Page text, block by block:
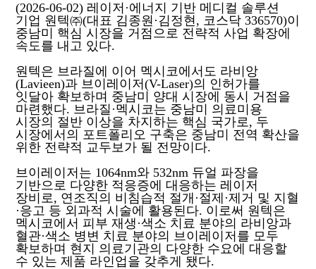
(2026-06-02) 레이저·에너지 기반 메디컬 솔루션
기업 원텍㈜(대표 김종원·김정현, 코스닥 336570)이
중남미 핵심 시장을 거점으로 전략적 사업 확장에
속도를 내고 있다.
원텍은 브라질에 이어 멕시코에서도 라비앙
(Lavieen)과 브이레이저(V-Laser)의 인허가를
잇달아 확보하며 중남미 양대 시장에 동시 거점을
마련했다. 브라질·멕시코는 중남미 의료미용
시장의 절반 이상을 차지하는 핵심 국가로, 두
시장에서의 포트폴리오 구축은 중남미 전역 확산을
위한 전략적 교두보가 될 전망이다.
브이레이저는 1064nm와 532nm 듀얼 파장을
기반으로 다양한 적응증에 대응하는 레이저
장비로, 연조직의 비침습적 절개·절제·제거 및 지혈
·응고 등 외과적 시술에 활용된다. 이로써 원텍은
멕시코에서 피부 재생·색소 치료 분야의 라비앙과
혈관·색소 병변 치료 분야의 브이레이저를 모두
확보하며 현지 의료기관의 다양한 수요에 대응할
수 있는 제품 라인업을 갖추게 됐다.